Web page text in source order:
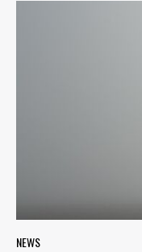
NEWS